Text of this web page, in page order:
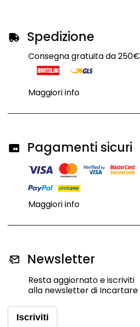
Spedizione
Consegna gratuita da 250€
Maggiori info
Pagamenti sicuri
Maggiori info
Newsletter
Resta aggiornato e iscriviti
alla newsletter di Incartare
Iscriviti